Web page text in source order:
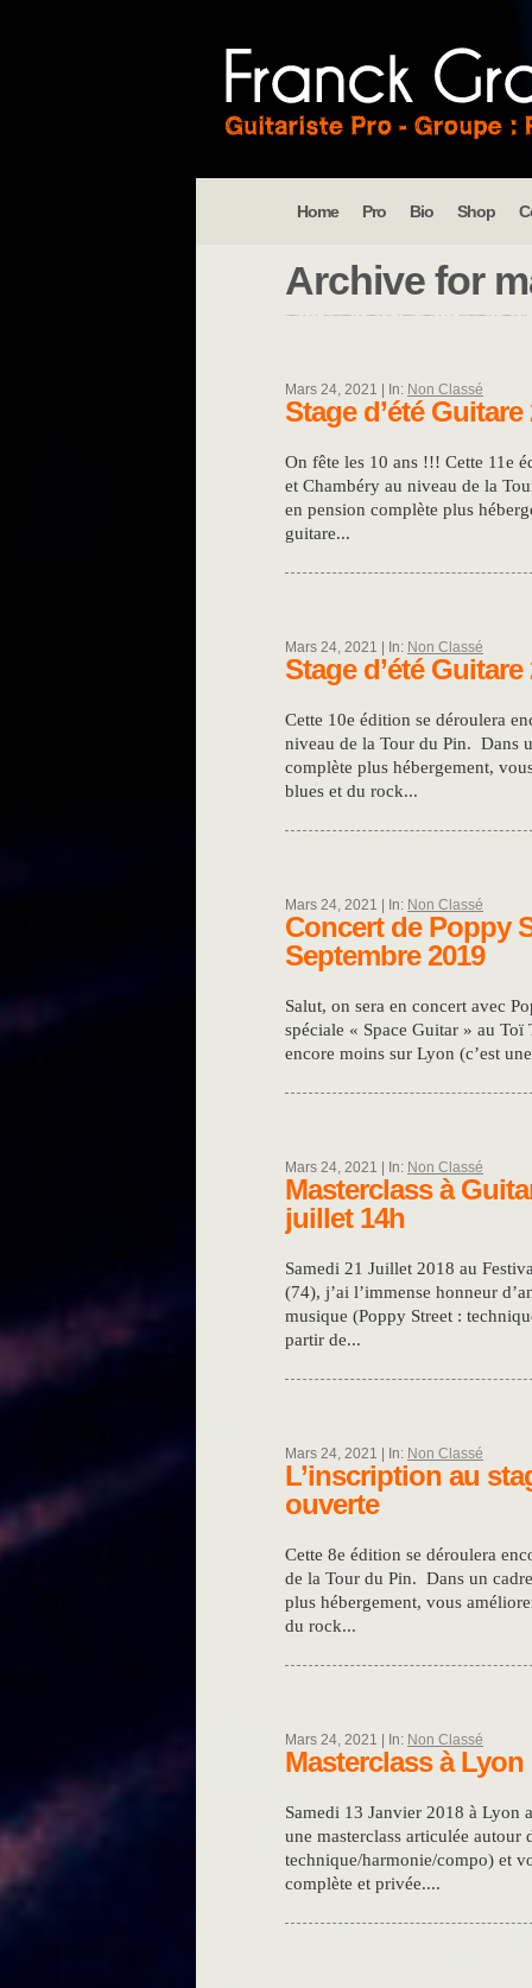
Home Pro Bio Shop
Archive for
Mars 24, 2021 | In: Non Classé
Stage d’été Guitare
On fête les 10 ans !!! Cette 11e
et Chambéry au niveau de la
en pension complète plus
guitare...
Mars 24, 2021 | In: Non Classé
Stage d’été Guitare
Cette 10e édition se déroulera
niveau de la Tour du Pin. Dans
complète plus hébergement,
blues et du rock...
Mars 24, 2021 | In: Non Classé
Concert de Poppy
Septembre 2019
Salut, on sera en concert avec
spéciale « Space Guitar » au
encore moins sur Lyon (c’est
Mars 24, 2021 | In: Non Classé
Masterclass à
juillet 14h
Samedi 21 Juillet 2018 au
(74), j’ai l’immense honneur
musique (Poppy Street :
partir de...
Mars 24, 2021 | In: Non Classé
L’inscription au
ouverte
Cette 8e édition se déroulera
de la Tour du Pin. Dans un
plus hébergement, vous
du rock...
Mars 24, 2021 | In: Non Classé
Masterclass à
Samedi 13 Janvier 2018 à Lyon
une masterclass articulée autour
technique/harmonie/compo) et
complète et privée....